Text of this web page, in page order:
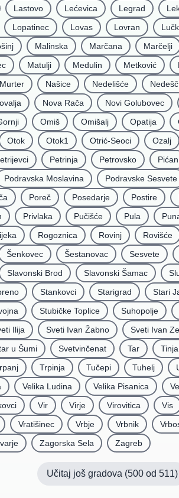
Lastovo Lećevica Legrad
Lopatinec Lovas Lovran
Malinska Marčana Marčelji
Matulji Medulin Metković
Murter Našice Nedelišće
Nova Rača Novi Golubovec
Omiš Omišalj Opatija
Otok Otok1 Otrić-Seoci Ozalj
Petrinja Petrovsko Pićan
Podravska Moslavina Podravske Sesvete
Poreč Posedarje Postire
Privlaka Pučišće Pula
Rogoznica Rovinj Rovišće
Šenkovec Šestanovac Sesvete
Slavonski Brod Slavonski Šamac
Stankovci Starigrad Stari
Stubičke Toplice Suhopolje
Ilija Sveti Ivan Žabno Sveti Ivan
u Šumi Svetvinčenat Tar
Trpinja Tučepi Tuhelj
Velika Ludina Velika Pisanica
Vir Virje Virovitica Vis
Vratišinec Vrbje Vrbnik
Zagorska Sela Zagreb
Učitaj još gradova (500 od 511)